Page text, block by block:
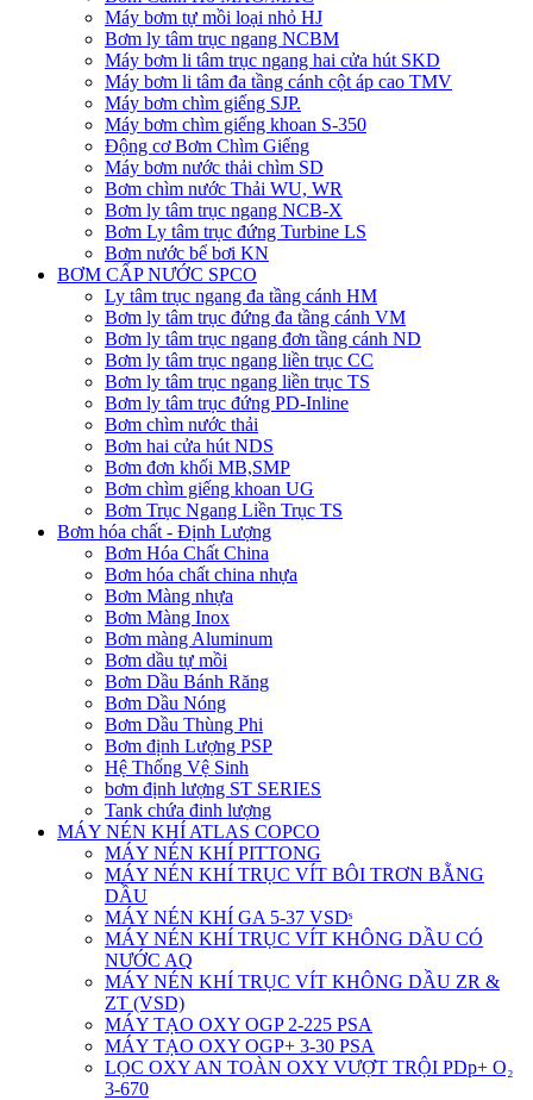
Máy bơm tự mồi loại nhỏ HJ
Bơm ly tâm trục ngang NCBM
Máy bơm li tâm trục ngang hai cửa hút SKD
​Máy bơm li tâm đa tầng cánh cột áp cao TMV
Máy bơm chìm giếng SJP.
Máy bơm chìm giếng khoan S-350
Động cơ Bơm Chìm Giếng
​Máy bơm nước thải chìm SD
Bơm chìm nước Thải WU, WR
Bơm ly tâm trục ngang NCB-X
Bơm Ly tâm trục đứng Turbine LS
Bơm nước bể bơi KN
BƠM CẤP NƯỚC SPCO
Ly tâm trục ngang đa tầng cánh HM
Bơm ly tâm trục đứng đa tầng cánh VM
Bơm ly tâm trục ngang đơn tầng cánh ND
Bơm ly tâm trục ngang liền trục CC
Bơm ly tâm trục ngang liền trục TS
Bơm ly tâm trục đứng PD-Inline
Bơm chìm nước thải
Bơm hai cửa hút NDS
Bơm đơn khối MB,SMP
Bơm chìm giếng khoan UG
Bơm Trục Ngang Liền Trục TS
Bơm hóa chất - Định Lượng
Bơm Hóa Chất China
Bơm hóa chất china nhựa
Bơm Màng nhựa
Bơm Màng Inox
Bơm màng Aluminum
Bơm dầu tự mồi
Bơm Dầu Bánh Răng
Bơm Dầu Nóng
Bơm Dầu Thùng Phi
Bơm định Lượng PSP
Hệ Thống Vệ Sinh
bơm định lượng ST SERIES
Tank chứa đinh lượng
MÁY NÉN KHÍ ATLAS COPCO
MÁY NÉN KHÍ PITTONG
MÁY NÉN KHÍ TRỤC VÍT BÔI TRƠN BẰNG
DẦU
MÁY NÉN KHÍ GA 5-37 VSDˢ
MÁY NÉN KHÍ TRỤC VÍT KHÔNG DẦU CÓ
NƯỚC AQ
MÁY NÉN KHÍ TRỤC VÍT KHÔNG DẦU ZR &
ZT (VSD)
MÁY TẠO OXY OGP 2-225 PSA
MÁY TẠO OXY OGP+ 3-30 PSA
LỌC OXY AN TOÀN OXY VƯỢT TRỘI PDp+ O₂
3-670